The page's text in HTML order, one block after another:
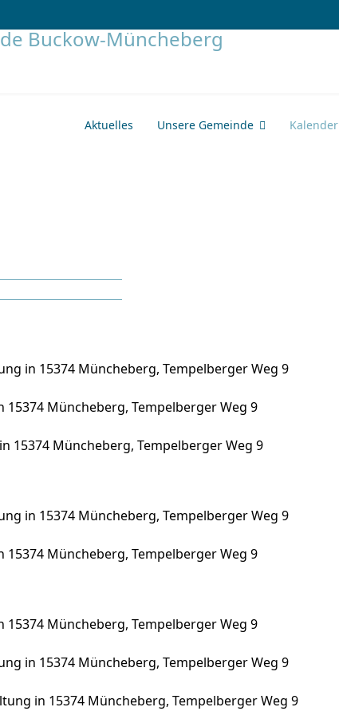
Aktuelles Unsere Gemeinde Kalender
in 15374 Müncheberg, Tempelberger Weg 9
15374 Müncheberg, Tempelberger Weg 9
15374 Müncheberg, Tempelberger Weg 9
in 15374 Müncheberg, Tempelberger Weg 9
15374 Müncheberg, Tempelberger Weg 9
15374 Müncheberg, Tempelberger Weg 9
in 15374 Müncheberg, Tempelberger Weg 9
in 15374 Müncheberg, Tempelberger Weg 9